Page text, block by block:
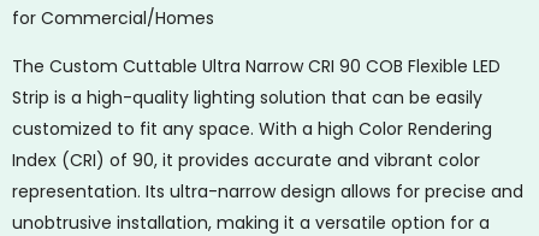
for Commercial/Homes
The Custom Cuttable Ultra Narrow CRI 90 COB Flexible LED
Strip is a high-quality lighting solution that can be easily
customized to fit any space. With a high Color Rendering
Index (CRI) of 90, it provides accurate and vibrant color
representation. Its ultra-narrow design allows for precise and
unobtrusive installation, making it a versatile option for a